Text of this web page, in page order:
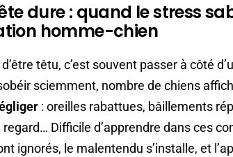
dure : quand le stress
homme-chien
têtu, c’est souvent passer à côté
sciemment, nombre de chiens
: oreilles rabattues, bâillements
Difficile d’apprendre dans ces
ignorés, le malentendu s’installe, et